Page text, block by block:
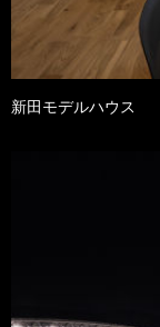
新田モデルハウス